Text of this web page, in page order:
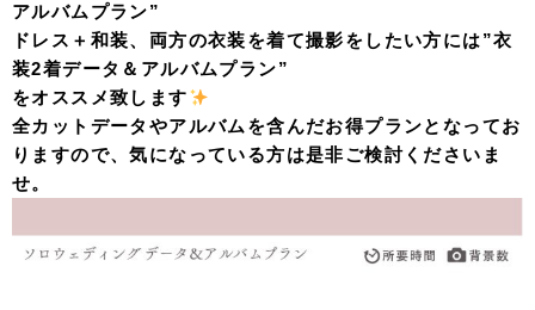
アルバムプラン”
ドレス＋和装、両方の衣装を着て撮影をしたい方には”衣
装2着データ＆アルバムプラン”
をオススメ致します
全カットデータやアルバムを含んだお得プランとなってお
りますので、気になっている方は是非ご検討くださいま
せ。